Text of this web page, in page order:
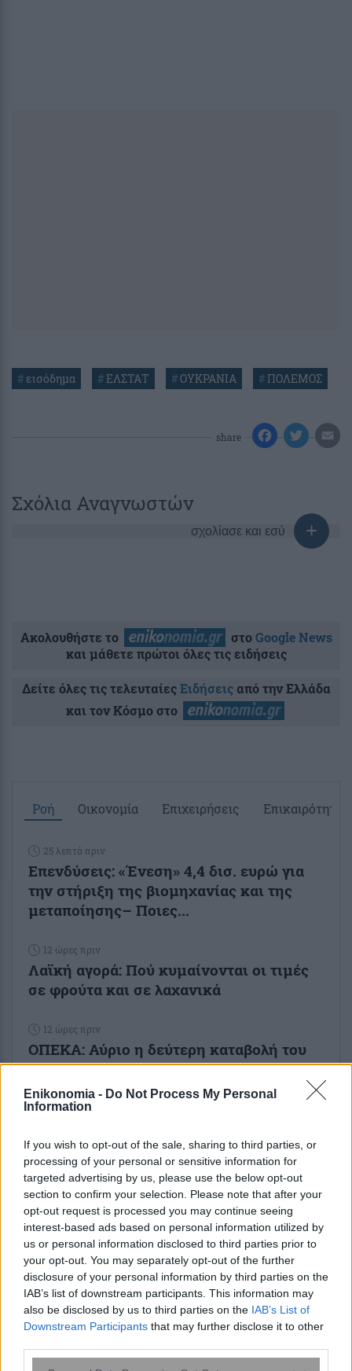
Enikonomia - Do Not Process My Personal
Information
If you wish to opt-out of the sale, sharing to third parties, or
processing of your personal or sensitive information for
targeted advertising by us, please use the below opt-out
section to confirm your selection. Please note that after your
opt-out request is processed you may continue seeing
interest-based ads based on personal information utilized by
us or personal information disclosed to third parties prior to
your opt-out. You may separately opt-out of the further
disclosure of your personal information by third parties on the
IAB’s list of downstream participants. This information may
also be disclosed by us to third parties on the IAB’s List of
Downstream Participants that may further disclose it to other
# εισόδημα #ΕΛΣΤΑΤ #ΟΥΚΡΑΝΙΑ #ΠΟΛΕΜΟΣ
share
Σχόλια Αναγνωστών
σχολίασε και εσύ
Ακολουθήστε το στοGoogle News
και μάθετε πρώτοι όλες τις ειδήσεις
Δείτε όλες τις τελευταίεςΕιδήσειςαπό την Ελλάδα
και τον Κόσμο στο
Ροή Οικονομία Επιχειρήσεις Επικαιρότητα
25 λεπτά πριν
Επενδύσεις: «Ένεση» 4,4 δισ. ευρώ για
την στήριξη της βιομηχανίας και της
μεταποίησης– Ποιες...
12 ώρες πριν
Λαϊκή αγορά: Πού κυμαίνονται οι τιμές
σε φρούτα και σε λαχανικά
12 ώρες πριν
ΟΠΕΚΑ: Αύριο η δεύτερη καταβολή του
ειδικού βοηθήματος – Ποιους αφορά
ENIKOS NETWORK